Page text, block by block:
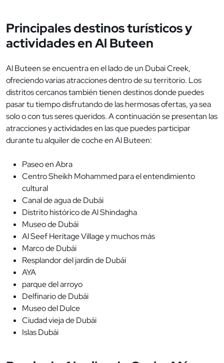
Principales destinos turísticos y
actividades en Al Buteen
Al Buteen se encuentra en el lado de un Dubai Creek,
ofreciendo varias atracciones dentro de su territorio. Los
distritos cercanos también tienen destinos donde puedes
pasar tu tiempo disfrutando de las hermosas ofertas, ya sea
solo o con tus seres queridos. A continuación se presentan las
atracciones y actividades en las que puedes participar
durante tu alquiler de coche en Al Buteen:
Paseo en Abra
Centro Sheikh Mohammed para el entendimiento
cultural
Canal de agua de Dubái
Distrito histórico de Al Shindagha
Museo de Dubái
Al Seef Heritage Village y muchos más
Marco de Dubái
Resplandor del jardín de Dubái
AYA
parque del arroyo
Delfinario de Dubái
Museo del Dulce
Ciudad vieja de Dubái
Islas Dubái